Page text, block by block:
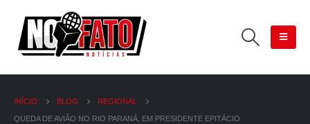
INÍCIO BLOG REGIONAL
QUEDA DE AVIÃO NO RIO PARANÁ, EM PRESIDENTE EPITÁCIO